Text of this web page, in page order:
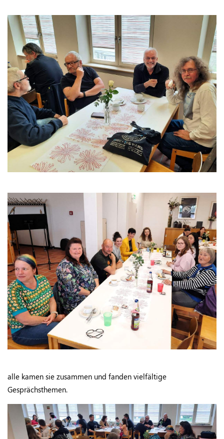
alle kamen sie zusammen und fanden vielfältige
Gesprächsthemen.